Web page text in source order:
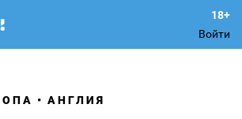
Войти
АНГЛИЯ